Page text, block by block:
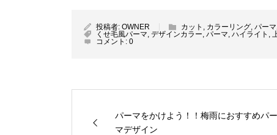
投稿者: OWNER カット カラーリング パーマ
くせ毛風パーマ デザインカラー パーマ ハイライト
コメント: 0
パーマをかけよう！！梅雨におすすめパー
マデザイン